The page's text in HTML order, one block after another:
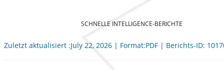
SCHNELLE INTELLIGENCE-BERICHTE
Zuletzt aktualisiert :July 22, 2026 | Format:PDF | Berichts-ID: